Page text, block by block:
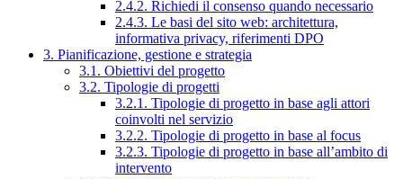
2.4.2. Richiedi il consenso quando necessario
2.4.3. Le basi del sito web: architettura,
informativa privacy, riferimenti DPO
3. Pianificazione, gestione e strategia
3.1. Obiettivi del progetto
3.2. Tipologie di progetti
3.2.1. Tipologie di progetto in base agli attori
coinvolti nel servizio
3.2.2. Tipologie di progetto in base al focus
3.2.3. Tipologie di progetto in base all’ambito di
intervento